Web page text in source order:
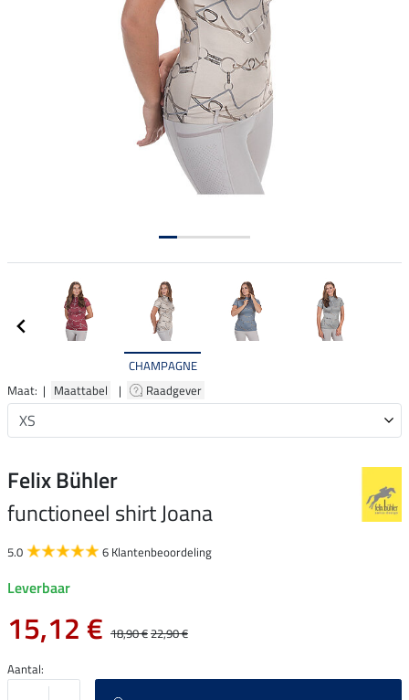
CHAMPAGNE
Maat: | Maattabel | Raadgever
Felix Bühler
functioneel shirt Joana
5.0 6 Klantenbeoordeling
Leverbaar
15,12 € 18,90 €22,90 €
Aantal: